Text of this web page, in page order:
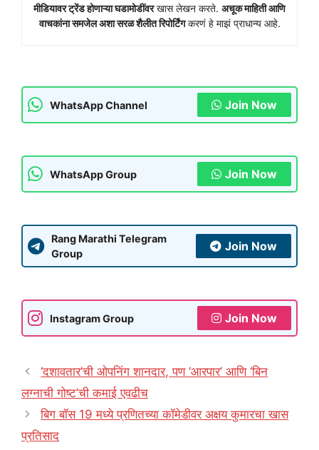
मीडियावर ट्रेंड होणाऱ्या घडामोडींवरखास लेखन करते. अचूक माहिती आणि
वाचकांना समजेल अशा सरळ शैलीत रिपोर्टिंगकरणं हे माझं प्राधान्य आहे.
WhatsApp Channel Join Now
WhatsApp Group Join Now
Rang Marathi Telegram
Group
Join Now
Instagram Group Join Now
‘दशावतार’ची ओपनिंग शानदार, पण ‘आरपार’ आणि ‘बिन
लग्नाची गोष्ट’ची कमाई एवढीच
बिग बॉस 19 मध्ये प्रणितच्या कॉमेडीवर अक्षय कुमारचा खास
प्रतिसाद